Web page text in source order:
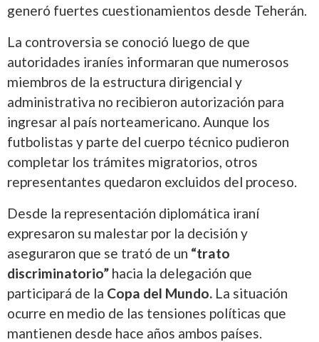
generó fuertes cuestionamientos desde Teherán.
La controversia se conoció luego de que
autoridades iraníes informaran que numerosos
miembros de la estructura dirigencial y
administrativa no recibieron autorización para
ingresar al país norteamericano. Aunque los
futbolistas y parte del cuerpo técnico pudieron
completar los trámites migratorios, otros
representantes quedaron excluidos del proceso.
Desde la representación diplomática iraní
expresaron su malestar por la decisión y
aseguraron que se trató de un “trato
discriminatorio” hacia la delegación que
participará de la Copa del Mundo. La situación
ocurre en medio de las tensiones políticas que
mantienen desde hace años ambos países.